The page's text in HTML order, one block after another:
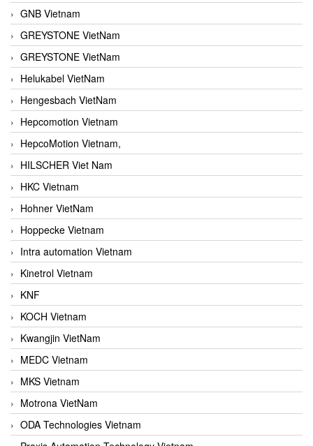
GNB Vietnam
GREYSTONE VietNam
GREYSTONE VietNam
Helukabel VietNam
Hengesbach VietNam
Hepcomotion Vietnam
HepcoMotion Vietnam,
HILSCHER Viet Nam
HKC Vietnam
Hohner VietNam
Hoppecke Vietnam
Intra automation Vietnam
Kinetrol Vietnam
KNF
KOCH Vietnam
Kwangjin VietNam
MEDC Vietnam
MKS Vietnam
Motrona VietNam
ODA Technologies Vietnam